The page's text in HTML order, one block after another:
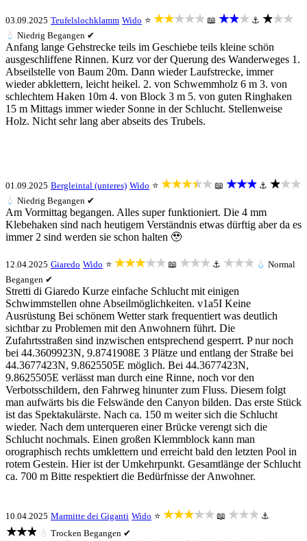
03.09.2025 Teufelslochklamm Wido ⭐ ★★★★★ 📖 ★★★ ⚓ ★★★
💧 Niedrig Begangen ✔
Anfang lange Gehstrecke teils im Geschiebe teils kleine schön
ausgeschliffene Rinnen. Kurz vor der Querung des Wanderweges 1.
Abseilstelle von Baum 20m. Dann wieder Laufstrecke, immer
wieder abklettern, leicht heikel. 2. von Schwemmholz 6 m 3. von
schlechtem Haken 10m 4. von Block 3 m 5. von guten Ringhaken
15 m Mittags immer wieder Sonne in der Schlucht. Stellenweise
Holz. Nicht sehr lang aber abseits des Trubels.
01.09.2025 Bergleintal (unteres) Wido ⭐ ★★★★★ 📖 ★★★ ⚓ ★★★
💧 Niedrig Begangen ✔
Am Vormittag begangen. Alles super funktioniert. Die 4 mm
Klebehaken sind nach heutigem Verständnis etwas dürftig aber da es
immer 2 sind werden sie schon halten 🥹
12.04.2025 Giaredo Wido ⭐ ★★★★★ 📖 ★★★ ⚓ ★★★ 💧 Normal
Begangen ✔
Stretti di Giaredo Kurze einfache Schlucht mit einigen
Schwimmstellen ohne Abseilmöglichkeiten. v1a5I Keine
Ausrüstung Bei schönem Wetter stark frequentiert was deutlich
sichtbar zu Problemen mit den Anwohnern führt. Die
Zufahrtsstraßen sind inzwischen entsprechend gesperrt. P nur noch
bei 44.3609923N, 9.8741908E 3 Plätze und entlang der Straße bei
44.3677423N, 9.8625505E möglich. Bei 44.3677423N,
9.8625505E verlässt man durch eine Rinne, noch vor den
Verbotsschildern, den Fahrweg hinunter zum Fluss. Diesem folgt
man aufwärts bis die Felswände den Canyon bilden. Das erste Stück
ist das Spektakulärste. Nach ca. 150 m weiter sich die Schlucht
wieder. Nach dem unterqueren einer Brücke verengt sich die
Schlucht nochmals. Einen großen Klemmblock kann man
orographisch rechts umklettern und erreicht bald den letzten Pool in
rotem Gestein. Hier ist der Umkehrpunkt. Gesamtlänge der Schlucht
ca. 700 m Bitte respektiert die Bedürfnisse der Anwohner.
10.04.2025 Marmitte dei Giganti Wido ⭐ ★★★★★ 📖 ★★★ ⚓
★★★ 💧 Trocken Begangen ✔